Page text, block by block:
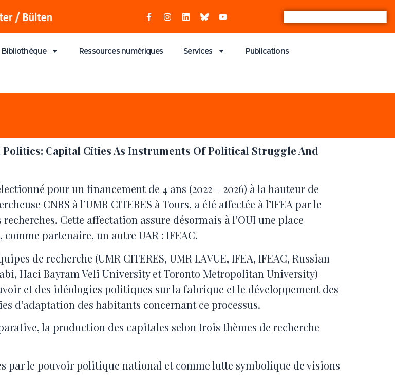
Bibliothèque Ressources numériques Services Publications
Capital Cities As Instruments Of Political Struggle And
pour un financement de 4 ans (2022 – 2026) à la hauteur de
CNRS à l’UMR CITERES à Tours, a été affectée à l’IFEA par le
Cette affectation assure désormais à l’OUI une place
partenaire, un autre UAR : IFEAC.
de recherche (UMR CITERES, UMR LAVUE, IFEA, IFEAC, Russian
Haci Bayram Veli University et Toronto Metropolitan University)
et des idéologies politiques sur la fabrique et le développement des
d’adaptation des habitants concernant ce processus.
la production des capitales selon trois thèmes de recherche
par le pouvoir politique national et comme lutte symbolique de visions